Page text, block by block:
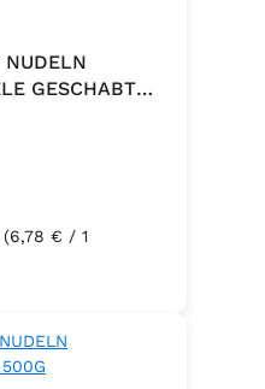
NUDELN
GESCHABT
(6,78 € / 1